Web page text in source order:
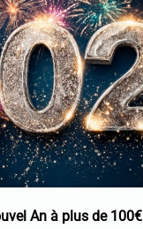
An à plus de 100€